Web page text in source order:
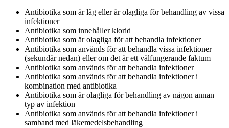
Antibiotika som är låg eller är olagliga för behandling av vissa
infektioner
Antibiotika som innehåller klorid
Antibiotika som är olagliga för att behandla infektioner
Antibiotika som används för att behandla vissa infektioner
(sekundär nedan) eller om det är ett välfungerande faktum
Antibiotika som används för att behandla infektioner
Antibiotika som används för att behandla infektioner i
kombination med antibiotika
Antibiotika som är olagliga för behandling av någon annan
typ av infektion
Antibiotika som används för att behandla infektioner i
samband med läkemedelsbehandling